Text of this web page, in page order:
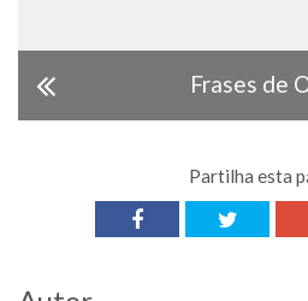
Frases de
Partilha esta